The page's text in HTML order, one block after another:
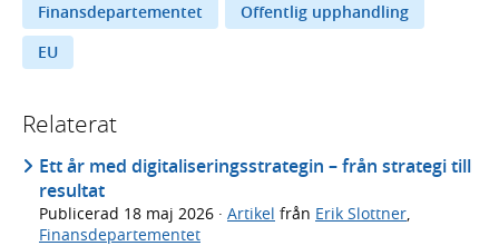
Finansdepartementet
Offentlig upphandling
EU
Relaterat
Ett år med digitaliseringsstrategin – från strategi till
resultat
Publicerad 18 maj 2026 · Artikel från Erik Slottner,
Finansdepartementet